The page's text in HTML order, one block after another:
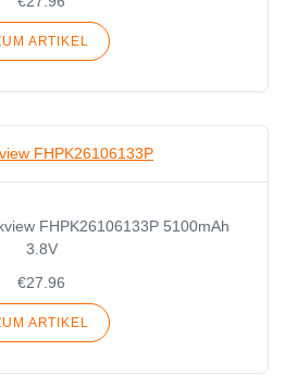
ARTIKEL
FHPK26106133P 5100mAh
3.8V
€27.96
ARTIKEL